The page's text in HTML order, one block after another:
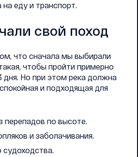
на еду и транспорт.
свой поход
что сначала мы выбирали
чтобы пройти примерно
дня. Но при этом река должна
и подходящая для
перепадов по высоте.
и заболачивания.
судоходства.